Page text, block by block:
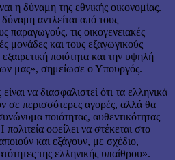
η δύναμη της εθνικής οικονομίας.
αντλείται από τους
παραγωγούς, τις οικογενειακές
μονάδες και τους εξαγωγικούς
ποιότητα και την υψηλή
μας», σημείωσε ο Υπουργός.
να διασφαλιστεί ότι τα ελληνικά
σε περισσότερες αγορές, αλλά θα
ποιότητας, αυθεντικότητας
πολιτεία οφείλει να στέκεται στο
και εξάγουν, με σχέδιο,
της ελληνικής υπαίθρου».